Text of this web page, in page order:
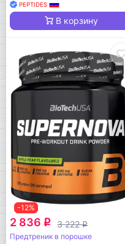
PEPTIDES
В корзину
-12%
2 836 q 3 222q
Предтреник в порошке